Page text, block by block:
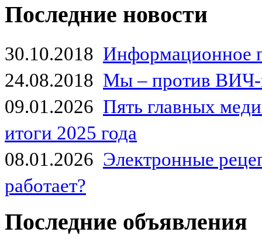
Последние новости
30.10.2018 Информационное
24.08.2018 Мы – против
09.01.2026 Пять главных
итоги 2025 года
08.01.2026 Электронные
работает?
Последние объявления